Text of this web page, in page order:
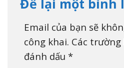
Để lại một bình
Email của bạn sẽ
công khai. Các trường
đánh dấu *